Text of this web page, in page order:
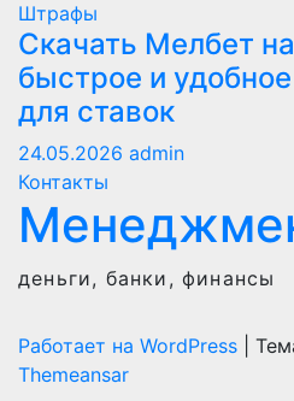
Штрафы
Скачать Мелбет
быстрое и
для ставок
24.05.2026 admin
Контакты
деньги, банки, финансы
Работает на WordPress
Themeansar